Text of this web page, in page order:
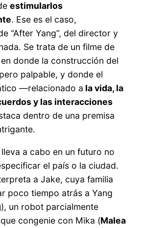
estimularlos
. Ese es el caso,
“After Yang”, del director y
Se trata de un filme de
donde la construcción del
palpable, y donde el
—relacionado a la vida, la
y las interacciones
dentro de una premisa
lleva a cabo en un futuro no
el país o la ciudad.
a Jake, cuya familia
poco tiempo atrás a Yang
), un robot parcialmente
congenie con Mika (Malea